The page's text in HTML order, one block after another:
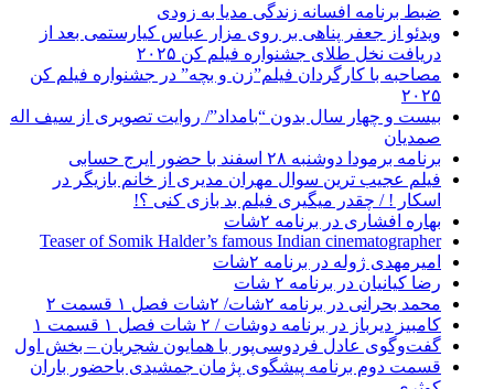
ضبط برنامه افسانه زندگی مدیا به زودی
ویدئو از جعفر پناهی بر روی مزار عباس کیارستمی بعد از
دریافت نخل طلای جشنواره فیلم کن ۲۰۲۵
مصاحبه با کارگردان فیلم”زن و بچه” در جشنواره فیلم کن
۲۰۲۵
بیست و چهار سال بدون “بامداد”/ روایت تصویری از سیف اله
صمدیان
برنامه برمودا دوشنبه ۲۸ اسفند با حضور ایرج حسابی
فیلم عجیب ترین سوال مهران مدیری از خانم بازیگر در
اسکار ! / چقدر میگیری فیلم بد بازی کنی ؟!
بهاره افشاری در برنامه ۲شات
Teaser of Somik Halder’s famous Indian cinematographer
امیرمهدی ژوله در برنامه ۲شات
رضا کیانیان در برنامه ۲ شات
محمد بحرانی در برنامه ۲شات/ ۲شات فصل ۱ قسمت ۲
کامبیز دیرباز در برنامه دوشات / ۲ شات فصل ۱ قسمت ۱
گفت‌وگوی عادل فردوسی‌پور با همایون شجریان – بخش اول
قسمت دوم برنامه پیشگوی پژمان جمشیدی باحضور باران